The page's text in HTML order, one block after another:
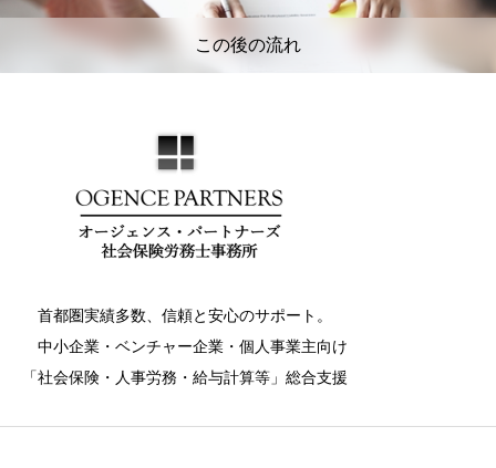
この後の流れ
首都圏実績多数、信頼と安心のサポート。
中小企業・ベンチャー企業・個人事業主向け
「社会保険・人事労務・給与計算等」総合支援